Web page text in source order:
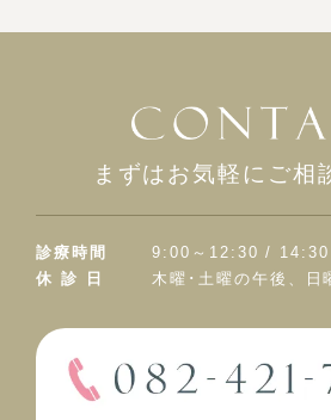
まずはお気軽にご相
診療時間
休 診 日
9:00～12:30 / 14:30
木曜･土曜の午後、日